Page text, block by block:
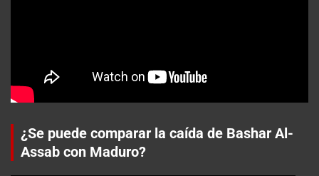
¿Se puede comparar la caída de Bashar Al-
Assab con Maduro?